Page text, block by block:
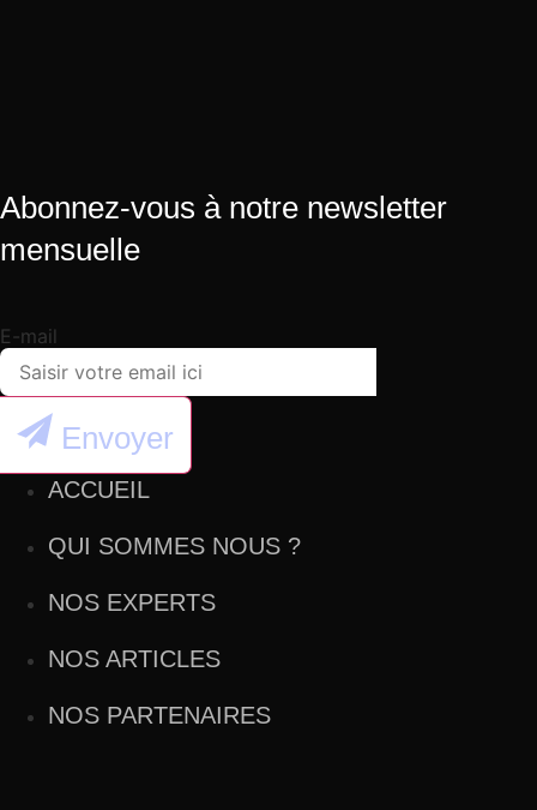
Abonnez-vous à notre newsletter
mensuelle
E-mail
Envoyer
ACCUEIL
QUI SOMMES NOUS ?
NOS EXPERTS
NOS ARTICLES
NOS PARTENAIRES